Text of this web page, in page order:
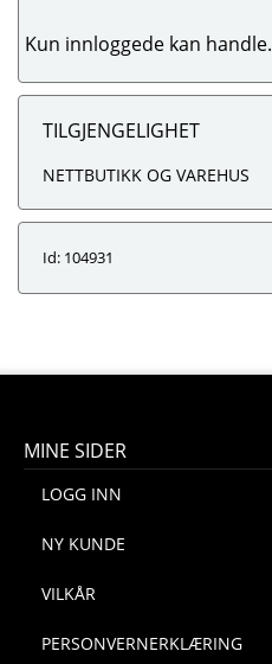
Kun innloggede kan handle.
TILGJENGELIGHET
NETTBUTIKK OG VAREHUS
Id: 104931
MINE SIDER
LOGG INN
NY KUNDE
VILKÅR
PERSONVERNERKLÆRING